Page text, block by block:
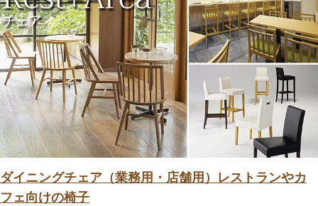
ダイニングチェア（業務用・店舗用）レストランやカ
フェ向けの椅子